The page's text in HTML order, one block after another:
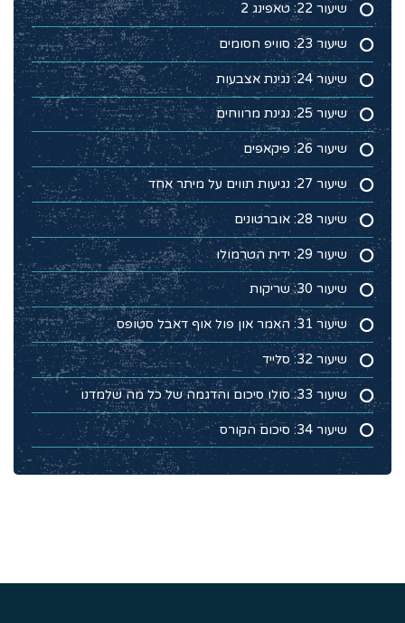
שיעור 22: טאפינג 2
שיעור 23: סוויפ חסומים
שיעור 24: נגינת אצבעות
שיעור 25: נגינת מרווחים
שיעור 26: פיקאפים
שיעור 27: נגיעות תווים על מיתר אחד
שיעור 28: אוברטונים
שיעור 29: ידית הטרמולו
שיעור 30: שריקות
שיעור 31: האמר און פול אוף דאבל סטופס
שיעור 32: סלייד
שיעור 33: סולו סיכום והדגמה של כל מה שלמדנו
שיעור 34: סיכום הקורס